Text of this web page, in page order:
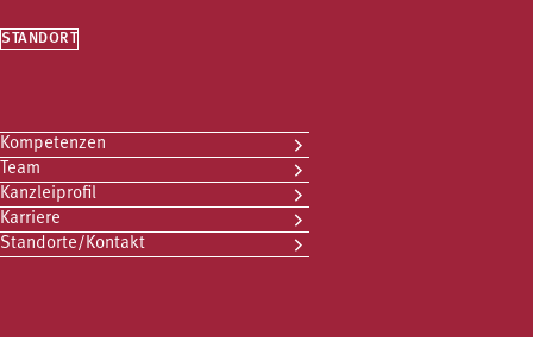
STANDORT
Kompetenzen
Team
Kanzleiprofil
Karriere
Standorte/Kontakt